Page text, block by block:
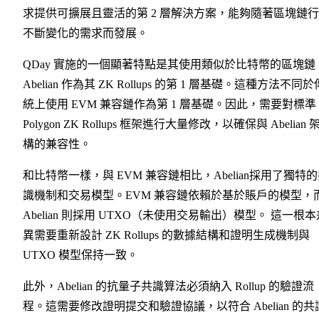
求提供可擴展且靈活的第 2 層解決方案，能夠隨著區塊鏈
不斷變化的需求而發展。
QDay 實施的一個顯著特點是其使用類似於比特幣的區塊鏈
Abelian 作為其 ZK Rollups 的第 1 層基礎。這種方法不同於
統上使用 EVM 兼容鏈作為第 1 層基礎。因此，需要對標準
Polygon ZK Rollups 框架進行大量修改，以確保與 Abelian
構的兼容性。
和比特幣一樣，與 EVM 兼容鏈相比，Abelian採用了獨特
識機制和交易模型。EVM 兼容鏈依賴於基於賬戶的模型，
Abelian 則採用 UTXO（未使用交易輸出）模型。 這一根本
異需要重新設計 ZK Rollups 的數據結構和證明生成機制與
UTXO 模型保持一致。
此外，Abelian 的抗量子共識算法必須納入 Rollup 的驗證流
程。這需要修改證明提交和驗證協議，以符合 Abelian 的共